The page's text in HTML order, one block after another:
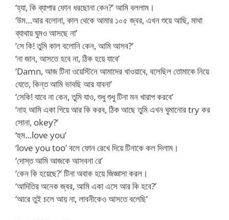
‘হ্যা, কি ব্যাপার ফোন ধরছোনা কেন?’ আমি বললাম।
‘উম…আর বলোনা, কাল থেকে আমার ১০৫ জ্বর, এখন শুয়ে আছি, মাথা
ব্যাথায় ঘুমও আসছে না’
‘সে কি! তুমি কাল বলোনি কেন, আমি আসব?’
‘না জান, আসতে হবে না, ঠিক হয়ে যাবে’
‘Damn, আজ টিনা ওয়েস্টিনে আমাদের খাওয়াবে, বলেছিল তোমাকে নিয়ে
যেতে, কিন্ত আমি ভাবছি আর যাবনা’
‘সেকি! যাবে না কেন, তুমি যাও, শুধু শুধু টিনা মন খারাপ করবে’
‘নাহ আমি একা গিয়ে আর কি করব, ঠিক আছে তুমি এখন ঘুমানোর try কর
সোনা, okey?’
‘হুম…love you’
‘love you too’ বলে ফোন রেখে দিয়ে টিনাকে কল দিলাম।
‘দোস্ত আমি আজকে আসবনা রে’
‘কেন কি হয়েছে?’ টিনা অবাক হয়ে জিজ্ঞাসা করল।
‘আদিতির অনেক জ্বর, আমি একা এসে আর কি হবে?’
‘আরে তুই চলে আয় না, লাবনীকেও আসতে বলেছি’